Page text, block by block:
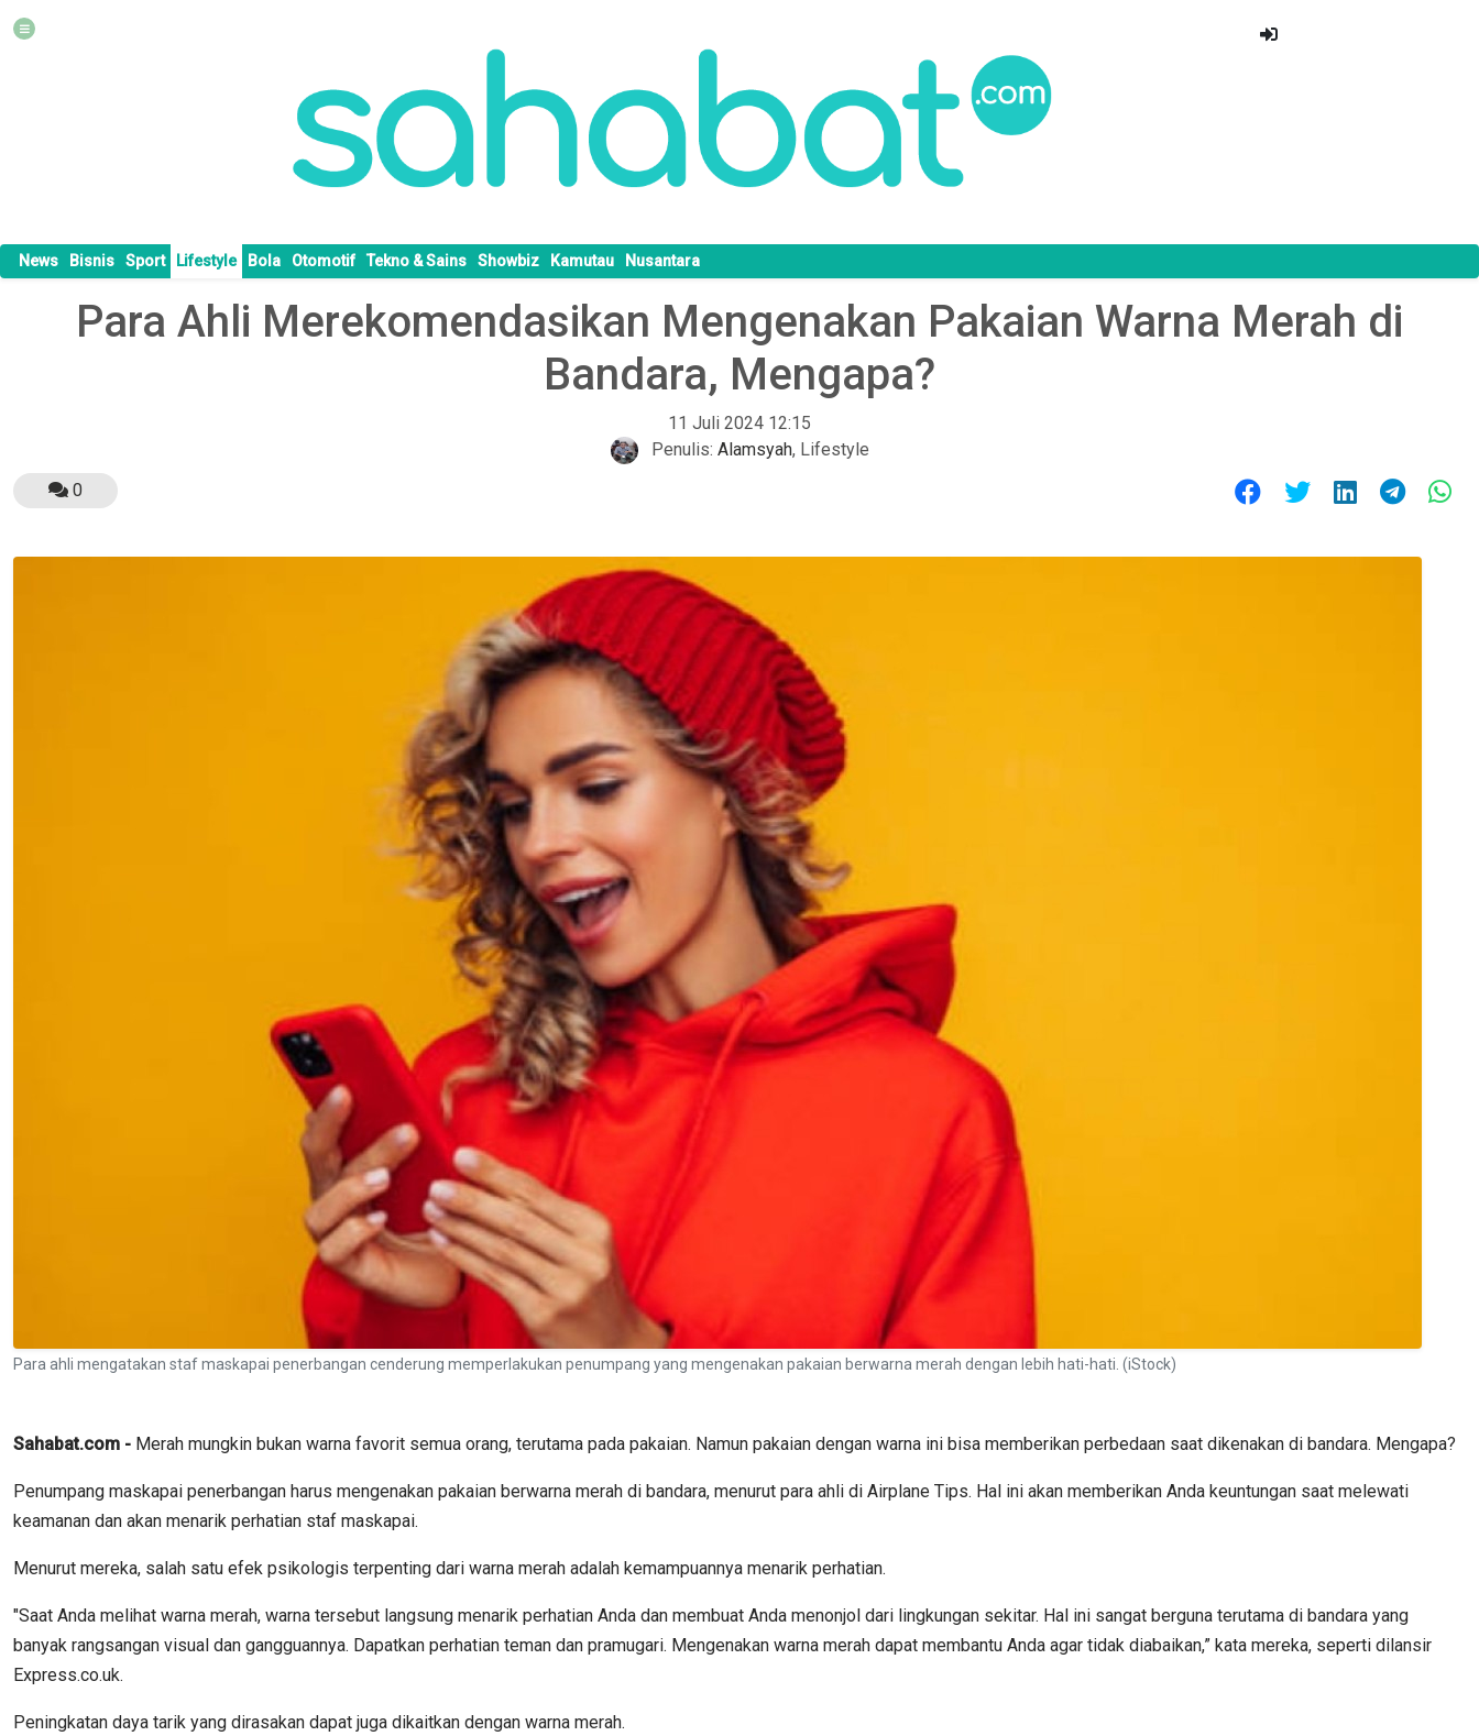
News Bisnis Sport Lifestyle Bola Otomotif Tekno & Sains Showbiz Kamutau Nusantara
Para Ahli Merekomendasikan Mengenakan Pakaian Warna Merah di
Bandara, Mengapa?
11 Juli 2024 12:15
Penulis: Alamsyah, Lifestyle
0
Para ahli mengatakan staf maskapai penerbangan cenderung memperlakukan penumpang yang mengenakan pakaian berwarna merah dengan lebih hati-hati. (iStock)
Sahabat.com - Merah mungkin bukan warna favorit semua orang, terutama pada pakaian. Namun pakaian dengan warna ini bisa memberikan perbedaan saat dikenakan di bandara. Mengapa?
Penumpang maskapai penerbangan harus mengenakan pakaian berwarna merah di bandara, menurut para ahli di Airplane Tips. Hal ini akan memberikan Anda keuntungan saat melewati
keamanan dan akan menarik perhatian staf maskapai.
Menurut mereka, salah satu efek psikologis terpenting dari warna merah adalah kemampuannya menarik perhatian.
"Saat Anda melihat warna merah, warna tersebut langsung menarik perhatian Anda dan membuat Anda menonjol dari lingkungan sekitar. Hal ini sangat berguna terutama di bandara yang
banyak rangsangan visual dan gangguannya. Dapatkan perhatian teman dan pramugari. Mengenakan warna merah dapat membantu Anda agar tidak diabaikan,” kata mereka, seperti dilansir
Express.co.uk.
Peningkatan daya tarik yang dirasakan dapat juga dikaitkan dengan warna merah.